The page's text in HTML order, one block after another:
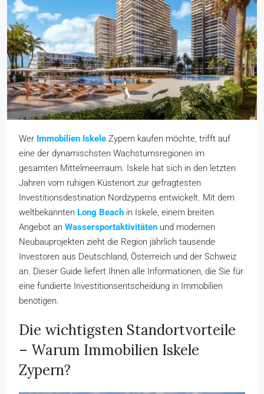
Wer Immobilien Iskele Zypern kaufen möchte, trifft auf
eine der dynamischsten Wachstumsregionen im
gesamten Mittelmeerraum. Iskele hat sich in den letzten
Jahren vom ruhigen Küstenort zur gefragtesten
Investitionsdestination Nordzyperns entwickelt. Mit dem
weltbekannten Long Beach in Iskele, einem breiten
Angebot an Wassersportaktivitäten und modernen
Neubauprojekten zieht die Region jährlich tausende
Investoren aus Deutschland, Österreich und der Schweiz
an. Dieser Guide liefert Ihnen alle Informationen, die Sie für
eine fundierte Investitionsentscheidung in Immobilien
benötigen.
Die wichtigsten Standortvorteile
– Warum Immobilien Iskele
Zypern?